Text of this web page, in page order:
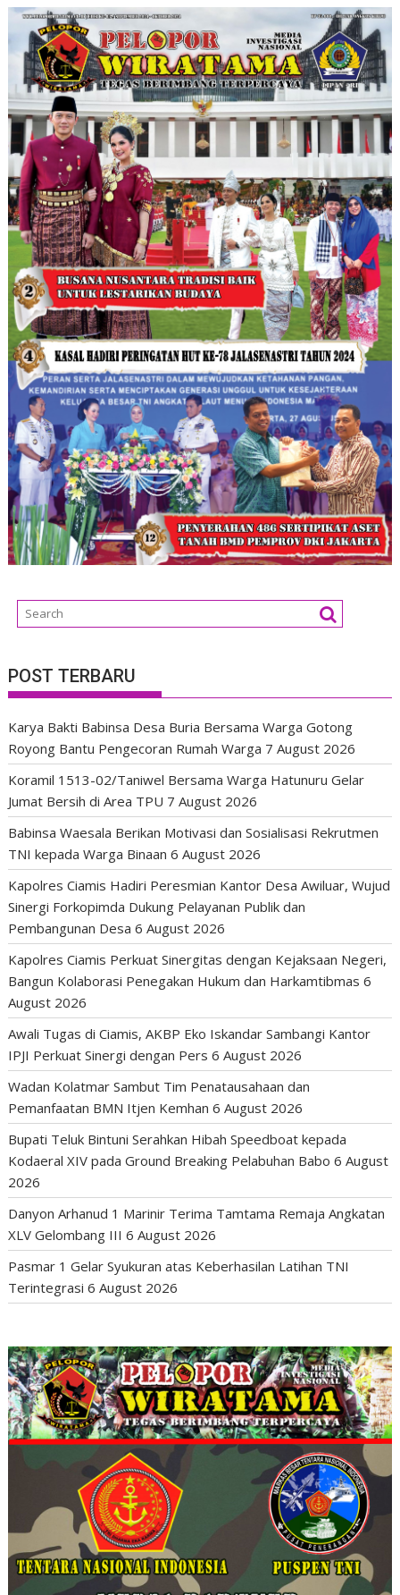
POST TERBARU
Karya Bakti Babinsa Desa Buria Bersama Warga Gotong
Royong Bantu Pengecoran Rumah Warga 7 August 2026
Koramil 1513-02/Taniwel Bersama Warga Hatunuru Gelar
Jumat Bersih di Area TPU 7 August 2026
Babinsa Waesala Berikan Motivasi dan Sosialisasi Rekrutmen
TNI kepada Warga Binaan 6 August 2026
Kapolres Ciamis Hadiri Peresmian Kantor Desa Awiluar, Wujud
Sinergi Forkopimda Dukung Pelayanan Publik dan
Pembangunan Desa 6 August 2026
Kapolres Ciamis Perkuat Sinergitas dengan Kejaksaan Negeri,
Bangun Kolaborasi Penegakan Hukum dan Harkamtibmas 6
August 2026
Awali Tugas di Ciamis, AKBP Eko Iskandar Sambangi Kantor
IPJI Perkuat Sinergi dengan Pers 6 August 2026
Wadan Kolatmar Sambut Tim Penatausahaan dan
Pemanfaatan BMN Itjen Kemhan 6 August 2026
Bupati Teluk Bintuni Serahkan Hibah Speedboat kepada
Kodaeral XIV pada Ground Breaking Pelabuhan Babo 6 August
2026
Danyon Arhanud 1 Marinir Terima Tamtama Remaja Angkatan
XLV Gelombang III 6 August 2026
Pasmar 1 Gelar Syukuran atas Keberhasilan Latihan TNI
Terintegrasi 6 August 2026